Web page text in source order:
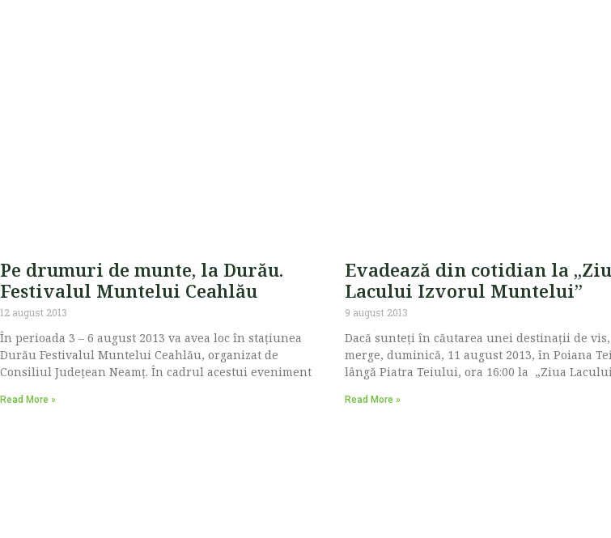
Pe drumuri de munte, la Durău.
Festivalul Muntelui Ceahlău
12 august 2013
În perioada 3 – 6 august 2013 va avea loc în staţiunea
Durău Festivalul Muntelui Ceahlău, organizat de
Consiliul Judeţean Neamţ. În cadrul acestui eveniment
Read More »
Evadează din cotidian la
Lacului Izvorul Muntelui”
9 august 2013
Dacă sunteţi în căutarea unei destinaţii de
merge, duminică, 11 august 2013, în Poiana
lângă Piatra Teiului, ora 16:00 la „Ziua
Read More »